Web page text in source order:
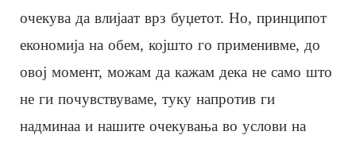
очекува да влијаат врз буџетот. Но, принципот
економија на обем, којшто го применивме, до
овој момент, можам да кажам дека не само што
не ги почувствуваме, туку напротив ги
надминаа и нашите очекувања во услови на